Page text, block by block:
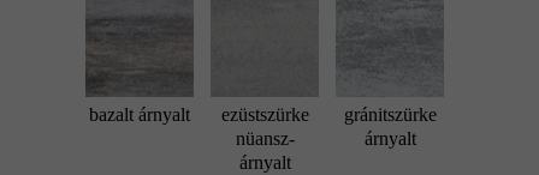
bazalt árnyalt
ezüstszürke
nüansz-
árnyalt
gránitszürke
árnyalt